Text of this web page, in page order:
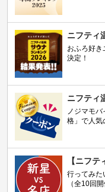
ニフティ
おふろ好
決定！
ニフティ
ノジマモ
格」で人気
【ニフテ
行ってみた
（全10回